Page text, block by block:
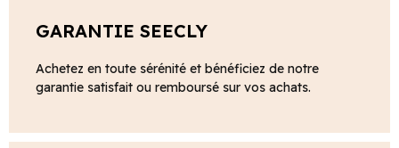
GARANTIE SEECLY
Achetez en toute sérénité et bénéficiez de notre
garantie satisfait ou remboursé sur vos achats.